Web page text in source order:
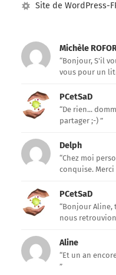
Site de WordPress-
Michèle
“Bonjour, S'il
vous pour un
PCetSaD
“De rien...
partager ;-) ”
Delph
“Chez moi
conquise. Merci
PCetSaD
“Bonjour Aline,
nous
Aline
“Et un an
”